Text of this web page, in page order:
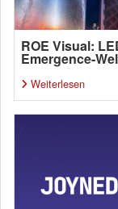
ROE Visual:
Emergence-
Weiterlesen